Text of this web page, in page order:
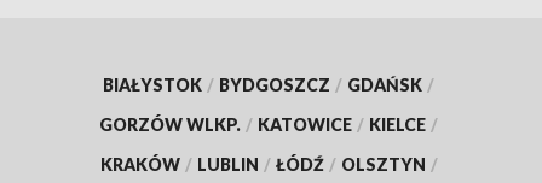
BIAŁYSTOK / BYDGOSZCZ / GDAŃSK /
GORZÓW WLKP. / KATOWICE / KIELCE /
KRAKÓW / LUBLIN / ŁÓDŹ / OLSZTYN /